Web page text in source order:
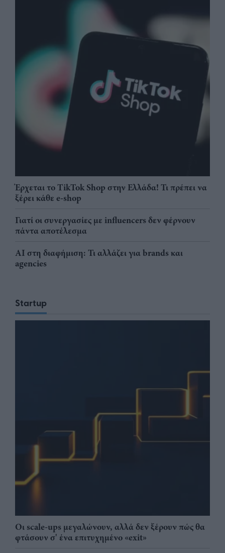
Έρχεται το TikTok Shop στην Ελλάδα! Τι πρέπει να
ξέρει κάθε e-shop
Γιατί οι συνεργασίες με influencers δεν φέρνουν
πάντα αποτέλεσμα
AI στη διαφήμιση: Τι αλλάζει για brands και
agencies
Startup
Οι scale-ups μεγαλώνουν, αλλά δεν ξέρουν πώς θα
φτάσουν σ' ένα επιτυχημένο «exit»